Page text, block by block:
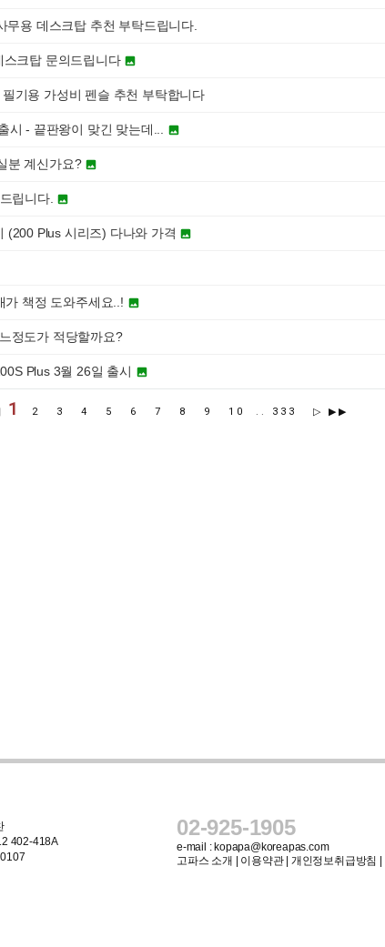
무용 데스크탑 추천 부탁드립니다.
크탑 문의드립니다 
기용 가성비 펜슬 추천 부탁합니다
시 - 끝판왕이 맞긴 맞는데... 
분 계신가요? 
립니다. 
(200 Plus 시리즈) 다나와 가격 
가 책정 도와주세요..! 
정도가 적당할까요?
Plus 3월 26일 출시 
1 2 3 4 5 6 7 8 9 10 .. 333 ▷ ▶▶
402-418A
02-925-1905
e-mail : kopapa@koreapas.com
고파스 소개
이용약관| 개인정보취급방침